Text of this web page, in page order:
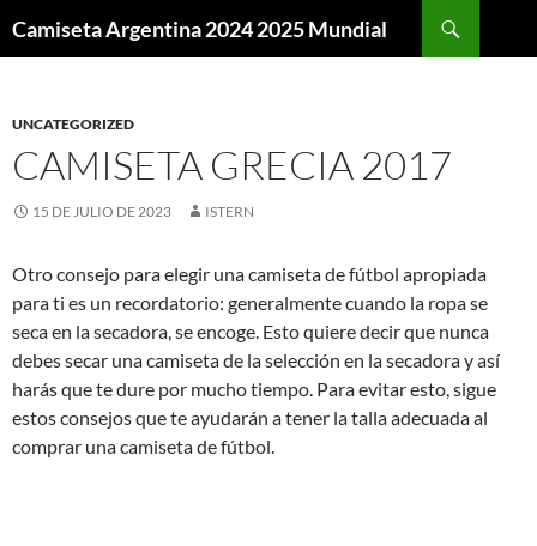
Camiseta Argentina 2024 2025 Mundial
UNCATEGORIZED
CAMISETA GRECIA 2017
15 DE JULIO DE 2023 ISTERN
Otro consejo para elegir una camiseta de fútbol apropiada
para ti es un recordatorio: generalmente cuando la ropa se
seca en la secadora, se encoge. Esto quiere decir que nunca
debes secar una camiseta de la selección en la secadora y así
harás que te dure por mucho tiempo. Para evitar esto, sigue
estos consejos que te ayudarán a tener la talla adecuada al
comprar una camiseta de fútbol.